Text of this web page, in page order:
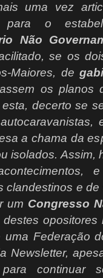
uma vez
para o
Não
se os
Maiores, de
os planos
decerto se
a chama da
isolados. Assim,
clandestinos e
um Congresso
uma Federação
Newsletter,
para continuar